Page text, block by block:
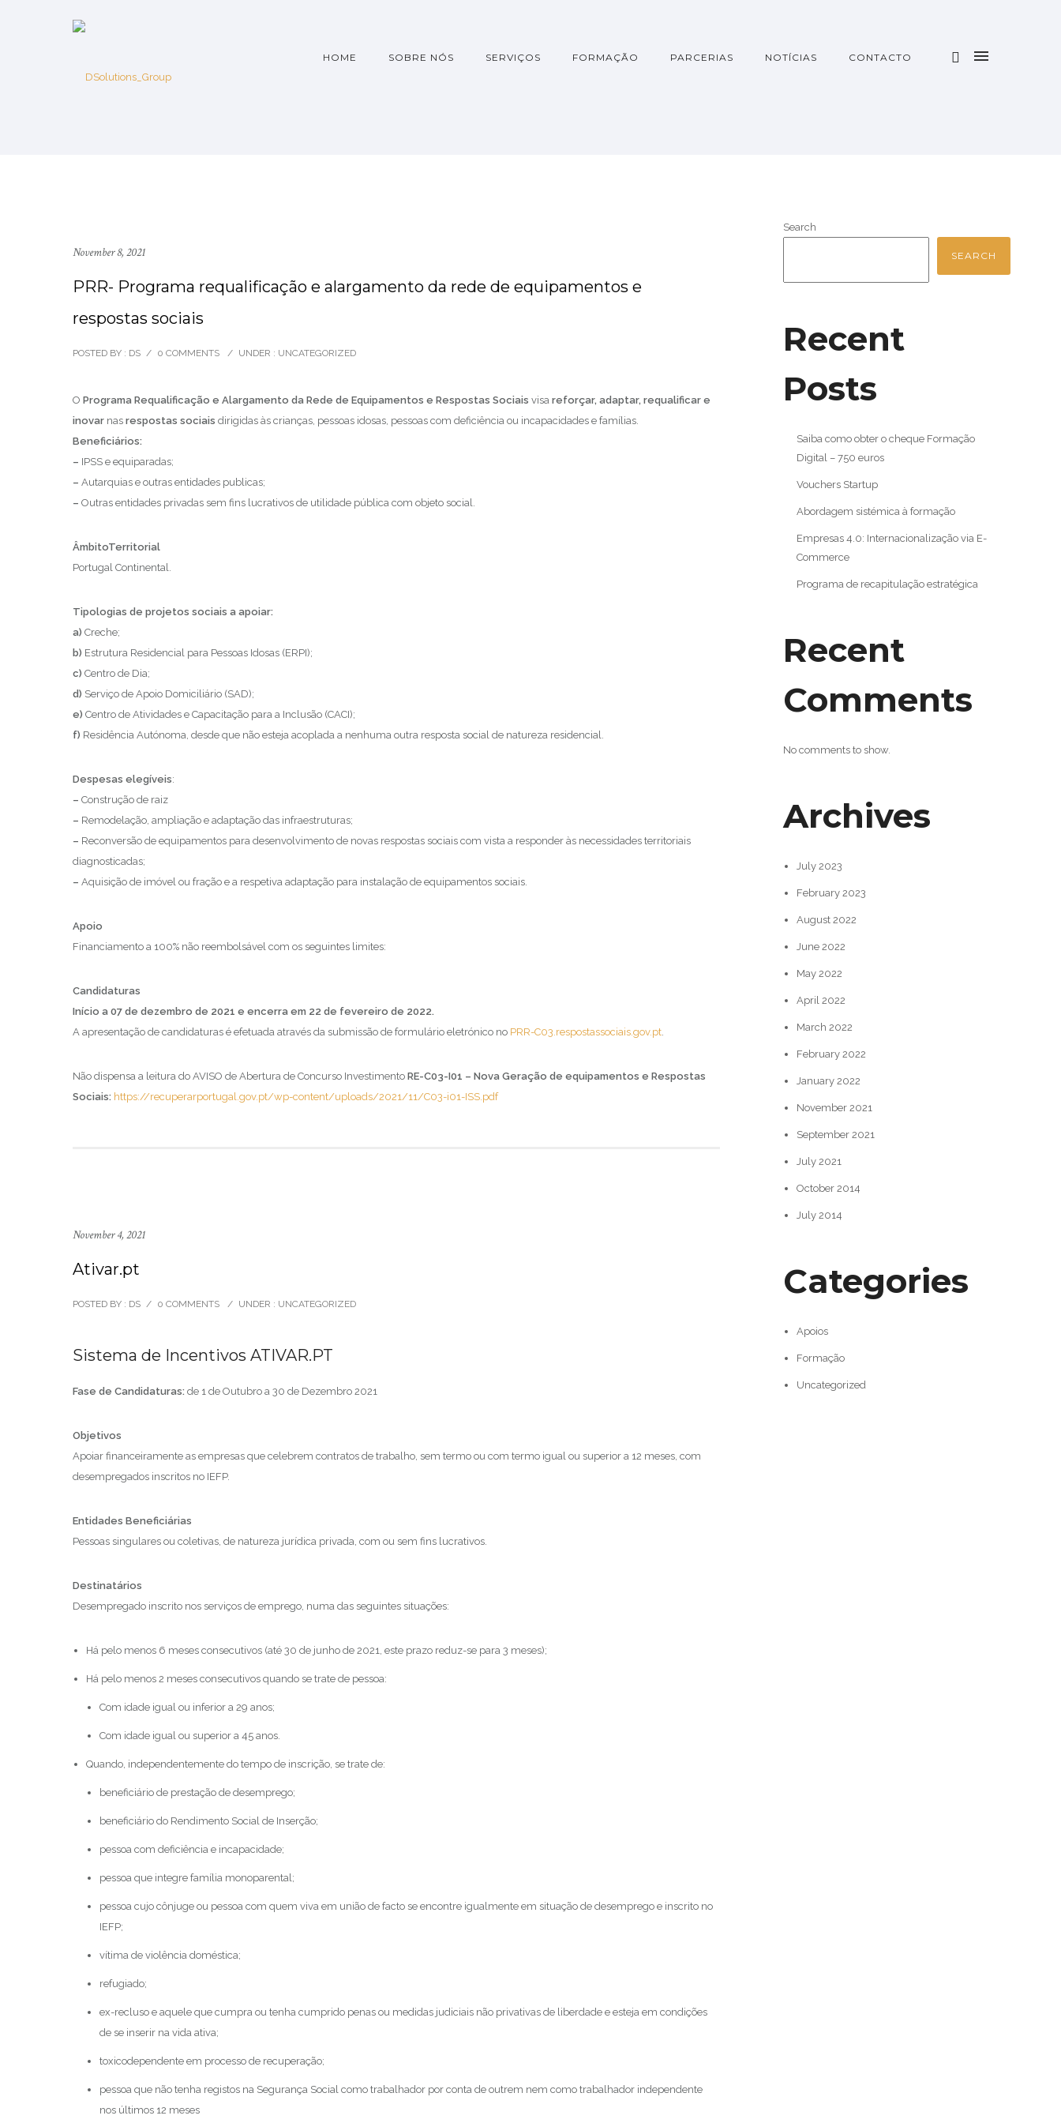
HOME SOBRE NÓS SERVIÇOS FORMAÇÃO PARCERIAS NOTÍCIAS CONTACTO
November 8, 2021
PRR- Programa requalificação e alargamento da rede de equipamentos e
respostas sociais
POSTED BY : DS / 0 COMMENTS / UNDER : UNCATEGORIZED
O Programa Requalificação e Alargamento da Rede de Equipamentos e Respostas Sociais visa reforçar, adaptar, requalificar e
inovar nas respostas sociais dirigidas às crianças, pessoas idosas, pessoas com deficiência ou incapacidades e famílias.
Beneficiários:
– IPSS e equiparadas;
– Autarquias e outras entidades publicas;
– Outras entidades privadas sem fins lucrativos de utilidade pública com objeto social.
ÂmbitoTerritorial
Portugal Continental.
Tipologias de projetos sociais a apoiar:
a) Creche;
b) Estrutura Residencial para Pessoas Idosas (ERPI);
c) Centro de Dia;
d) Serviço de Apoio Domiciliário (SAD);
e) Centro de Atividades e Capacitação para a Inclusão (CACI);
f) Residência Autónoma, desde que não esteja acoplada a nenhuma outra resposta social de natureza residencial.
Despesas elegíveis:
– Construção de raiz
– Remodelação, ampliação e adaptação das infraestruturas;
– Reconversão de equipamentos para desenvolvimento de novas respostas sociais com vista a responder às necessidades territoriais
diagnosticadas;
– Aquisição de imóvel ou fração e a respetiva adaptação para instalação de equipamentos sociais.
Apoio
Financiamento a 100% não reembolsável com os seguintes limites:
Candidaturas
Início a 07 de dezembro de 2021 e encerra em 22 de fevereiro de 2022.
A apresentação de candidaturas é efetuada através da submissão de formulário eletrónico no PRR-C03.respostassociais.gov.pt.
Não dispensa a leitura do AVISO de Abertura de Concurso Investimento RE-C03-I01 – Nova Geração de equipamentos e Respostas
Sociais: https://recuperarportugal.gov.pt/wp-content/uploads/2021/11/C03-i01-ISS.pdf
November 4, 2021
Ativar.pt
POSTED BY : DS / 0 COMMENTS / UNDER : UNCATEGORIZED
Sistema de Incentivos ATIVAR.PT
Fase de Candidaturas: de 1 de Outubro a 30 de Dezembro 2021
Objetivos
Apoiar financeiramente as empresas que celebrem contratos de trabalho, sem termo ou com termo igual ou superior a 12 meses, com
desempregados inscritos no IEFP.
Entidades Beneficiárias
Pessoas singulares ou coletivas, de natureza jurídica privada, com ou sem fins lucrativos.
Destinatários
Desempregado inscrito nos serviços de emprego, numa das seguintes situações:
Há pelo menos 6 meses consecutivos (até 30 de junho de 2021, este prazo reduz-se para 3 meses);
Há pelo menos 2 meses consecutivos quando se trate de pessoa:
Com idade igual ou inferior a 29 anos;
Com idade igual ou superior a 45 anos.
Quando, independentemente do tempo de inscrição, se trate de:
beneficiário de prestação de desemprego;
beneficiário do Rendimento Social de Inserção;
pessoa com deficiência e incapacidade;
pessoa que integre família monoparental;
pessoa cujo cônjuge ou pessoa com quem viva em união de facto se encontre igualmente em situação de desemprego e inscrito no
IEFP;
vítima de violência doméstica;
refugiado;
ex-recluso e aquele que cumpra ou tenha cumprido penas ou medidas judiciais não privativas de liberdade e esteja em condições
de se inserir na vida ativa;
toxicodependente em processo de recuperação;
pessoa que não tenha registos na Segurança Social como trabalhador por conta de outrem nem como trabalhador independente
nos últimos 12 meses
Search
SEARCH
Recent
Posts
Saiba como obter o cheque Formação
Digital – 750 euros
Vouchers Startup
Abordagem sistémica à formação
Empresas 4.0: Internacionalização via E-
Commerce
Programa de recapitulação estratégica
Recent
Comments
No comments to show.
Archives
July 2023
February 2023
August 2022
June 2022
May 2022
April 2022
March 2022
February 2022
January 2022
November 2021
September 2021
July 2021
October 2014
July 2014
Categories
Apoios
Formação
Uncategorized